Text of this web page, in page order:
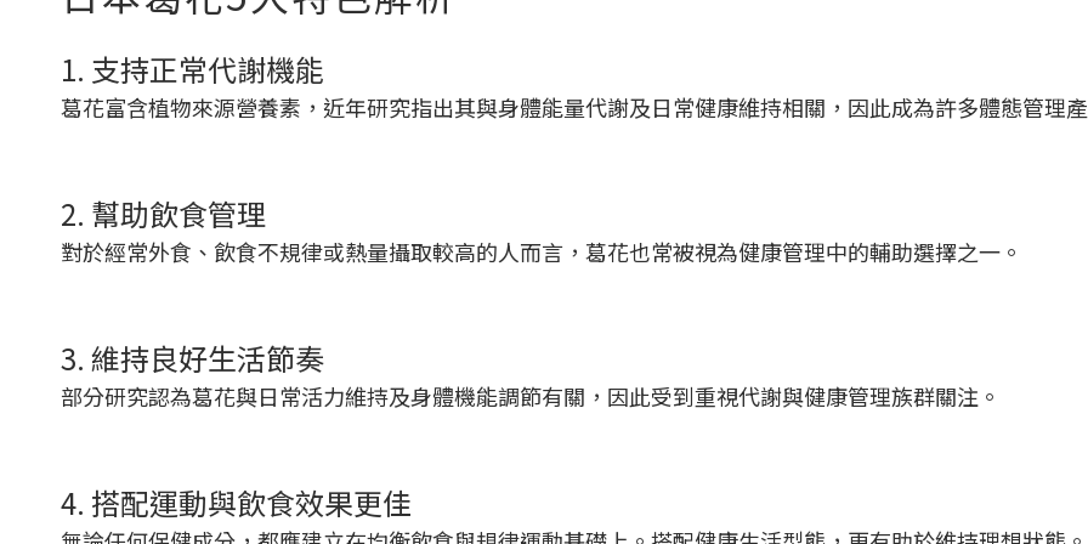
1. 支持正常代謝機能
葛花富含植物來源營養素，近年研究指出其與身體能量代謝及日常健康維持相關，因此成為許多體態管理
2. 幫助飲食管理
對於經常外食、飲食不規律或熱量攝取較高的人而言，葛花也常被視為健康管理中的輔助選擇之一。
3. 維持良好生活節奏
部分研究認為葛花與日常活力維持及身體機能調節有關，因此受到重視代謝與健康管理族群關注。
4. 搭配運動與飲食效果更佳